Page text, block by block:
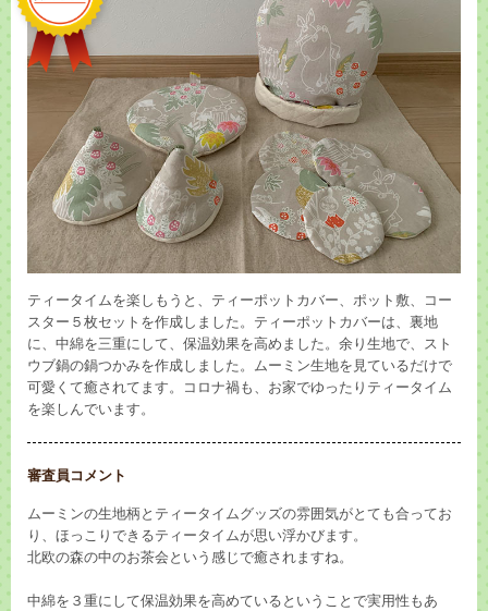
ティータイムを楽しもうと、ティーポットカバー、ポット敷、コー
スター５枚セットを作成しました。ティーポットカバーは、裏地
に、中綿を三重にして、保温効果を高めました。余り生地で、スト
ウブ鍋の鍋つかみを作成しました。ムーミン生地を見ているだけで
可愛くて癒されてます。コロナ禍も、お家でゆったりティータイム
を楽しんでいます。
審査員コメント
ムーミンの生地柄とティータイムグッズの雰囲気がとても合ってお
り、ほっこりできるティータイムが思い浮かびます。
北欧の森の中のお茶会という感じで癒されますね。
中綿を３重にして保温効果を高めているということで実用性もあ